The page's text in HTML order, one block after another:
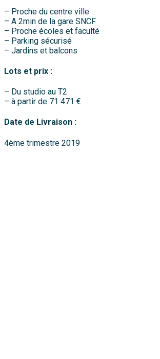
– Proche du centre ville
– A 2min de la gare SNCF
– Proche écoles et faculté
– Parking sécurisé
– Jardins et balcons
Lots et prix :
– Du studio au T2
– à partir de 71 471 €
Date de Livraison :
4ème trimestre 2019